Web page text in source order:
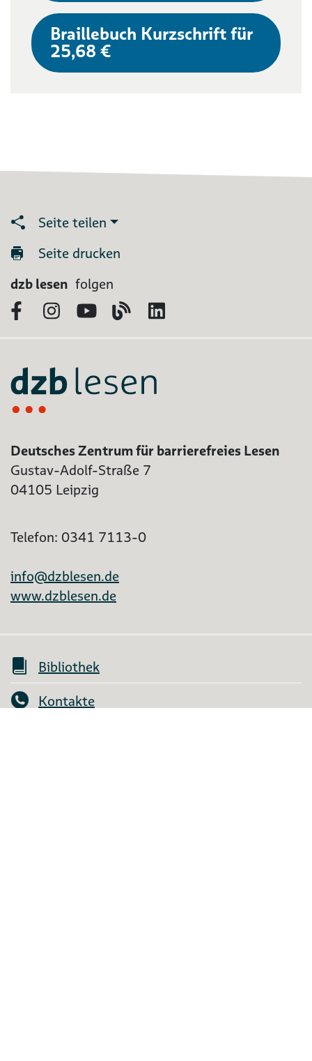
Braillebuch Kurzschrift für
25,68 €
Seite teilen
Seite drucken
dzb lesen folgen
FacebookInstagram
YouTubeBlog
Deutsches Zentrum für barrierefreies Lesen
Gustav-Adolf-Straße 7
04105 Leipzig
Telefon: 0341 7113-0
info@dzblesen.de
www.dzblesen.de
Bibliothek
Kontakte